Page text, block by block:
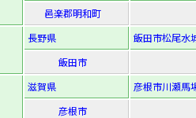
邑楽郡明和町
長野県
飯田市松尾水
飯田市
滋賀県
彦根市川瀬馬
彦根市